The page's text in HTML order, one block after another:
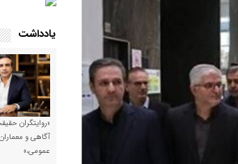
یادداشت
«روایتگران
آگاهی و معماران
عمومی،»